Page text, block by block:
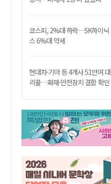
코스피, 2%대 하락…SK하이닉
스 6%대 약세
현대차·기아 등 4개사 51만여 대
리콜…화재·안전장치 결함 확인